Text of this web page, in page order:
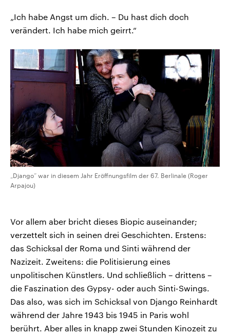
„Ich habe Angst um dich. – Du hast dich doch
verändert. Ich habe mich geirrt.“
„Django“ war in diesem Jahr Eröffnungsfilm der 67. Berlinale (Roger
Arpajou)
Vor allem aber bricht dieses Biopic auseinander;
verzettelt sich in seinen drei Geschichten. Erstens:
das Schicksal der Roma und Sinti während der
Nazizeit. Zweitens: die Politisierung eines
unpolitischen Künstlers. Und schließlich – drittens –
die Faszination des Gypsy- oder auch Sinti-Swings.
Das also, was sich im Schicksal von Django Reinhardt
während der Jahre 1943 bis 1945 in Paris wohl
berührt. Aber alles in knapp zwei Stunden Kinozeit zu